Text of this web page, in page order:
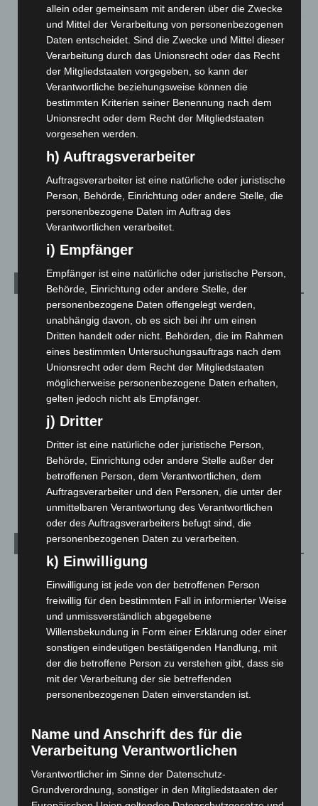
Brand im „Haus der Begegnung“ in Neuwarmbüchen schnell
eingedämmt
6. August 2026
Region Hannover: 21 neue Notfallsanitäter starten beim
Roten Kreuz
5. August 2026
Zeugen
5. August 2026
Celle: Mensch stirbt bei Bagger-Unfall auf Baustelle
5. August 2026
Kategorien
Blaulicht
Corona-News
712
Hannover und Region
5.039
Langenhagen und Ortsteile
Leserbriefe
Menschen
Über uns
Veranstaltungen
1.888
Archiv
Juli 2026 (73)
Juni 2026 (139)
Mai 2026(99)
April 2026(99)
März 2026(115)
Februar 2026(109)
Dezember 2025 (103)
Oktober 2025(112)
allein oder gemeinsam mit anderen über die Zwecke
und Mittel der Verarbeitung von personenbezogenen
Daten entscheidet. Sind die Zwecke und Mittel dieser
Verarbeitung durch das Unionsrecht oder das Recht
der Mitgliedstaaten vorgegeben, so kann der
Verantwortliche beziehungsweise können die
bestimmten Kriterien seiner Benennung nach dem
Unionsrecht oder dem Recht der Mitgliedstaaten
vorgesehen werden.
h) Auftragsverarbeiter
Auftragsverarbeiter ist eine natürliche oder juristische
Person, Behörde, Einrichtung oder andere Stelle, die
personenbezogene Daten im Auftrag des
Verantwortlichen verarbeitet.
i) Empfänger
Empfänger ist eine natürliche oder juristische Person,
Behörde, Einrichtung oder andere Stelle, der
personenbezogene Daten offengelegt werden,
unabhängig davon, ob es sich bei ihr um einen
Dritten handelt oder nicht. Behörden, die im Rahmen
eines bestimmten Untersuchungsauftrags nach dem
Unionsrecht oder dem Recht der Mitgliedstaaten
möglicherweise personenbezogene Daten erhalten,
gelten jedoch nicht als Empfänger.
j) Dritter
Dritter ist eine natürliche oder juristische Person,
Behörde, Einrichtung oder andere Stelle außer der
betroffenen Person, dem Verantwortlichen, dem
Auftragsverarbeiter und den Personen, die unter der
unmittelbaren Verantwortung des Verantwortlichen
oder des Auftragsverarbeiters befugt sind, die
personenbezogenen Daten zu verarbeiten.
k) Einwilligung
Einwilligung ist jede von der betroffenen Person
freiwillig für den bestimmten Fall in informierter Weise
und unmissverständlich abgegebene
Willensbekundung in Form einer Erklärung oder einer
sonstigen eindeutigen bestätigenden Handlung, mit
der die betroffene Person zu verstehen gibt, dass sie
mit der Verarbeitung der sie betreffenden
personenbezogenen Daten einverstanden ist.
Name und Anschrift des für die
Verarbeitung Verantwortlichen
Verantwortlicher im Sinne der Datenschutz-
Grundverordnung, sonstiger in den Mitgliedstaaten der